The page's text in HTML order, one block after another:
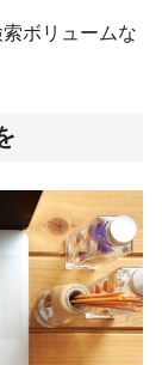
ボリュームな